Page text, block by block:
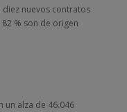
diez nuevos contratos
% son de origen
un alza de 46.046